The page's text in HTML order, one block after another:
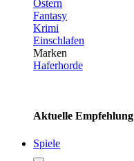
Ostern
Fantasy
Krimi
Einschlafen
Marken
Haferhorde
Aktuelle Empfehlung
Spiele